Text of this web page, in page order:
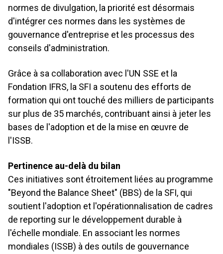
normes de divulgation, la priorité est désormais
d'intégrer ces normes dans les systèmes de
gouvernance d'entreprise et les processus des
conseils d'administration.
Grâce à sa collaboration avec l'UN SSE et la
Fondation IFRS, la SFI a soutenu des efforts de
formation qui ont touché des milliers de participants
sur plus de 35 marchés, contribuant ainsi à jeter les
bases de l'adoption et de la mise en œuvre de
l'ISSB.
Pertinence au-delà du bilan
Ces initiatives sont étroitement liées au programme
"Beyond the Balance Sheet" (BBS) de la SFI, qui
soutient l'adoption et l'opérationnalisation de cadres
de reporting sur le développement durable à
l'échelle mondiale. En associant les normes
mondiales (ISSB) à des outils de gouvernance